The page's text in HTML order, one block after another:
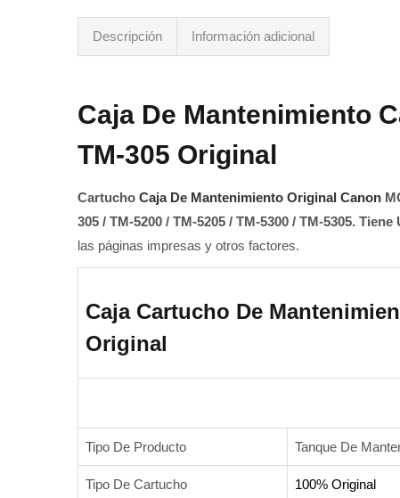
Descripción Información adicional
Caja De Mantenimiento
TM-305 Original
Cartucho Caja De Mantenimiento Original Canon
305 / TM-5200 / TM-5205 / TM-5300 / TM-5305. Tiene
las páginas impresas y otros factores.
Caja Cartucho De
Original
Tipo De Producto Tanque De
Tipo De Cartucho 100% Original